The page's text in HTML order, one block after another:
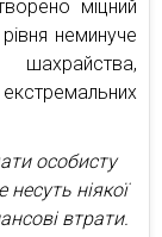
міцний
неминуче
особисту
ніякої
втрати.